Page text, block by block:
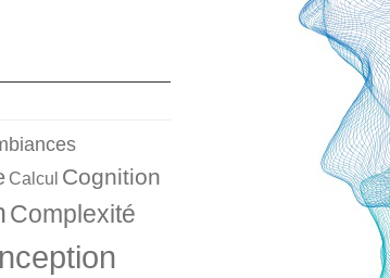
Calcul Cognition
Complexité